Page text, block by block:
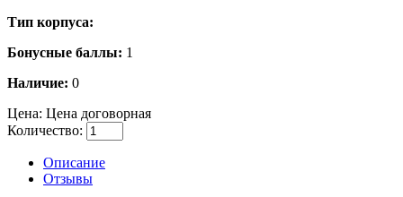
Тип корпуса:
Бонусные баллы: 1
Наличие: 0
Цена: Цена договорная
Количество:
Описание
Отзывы